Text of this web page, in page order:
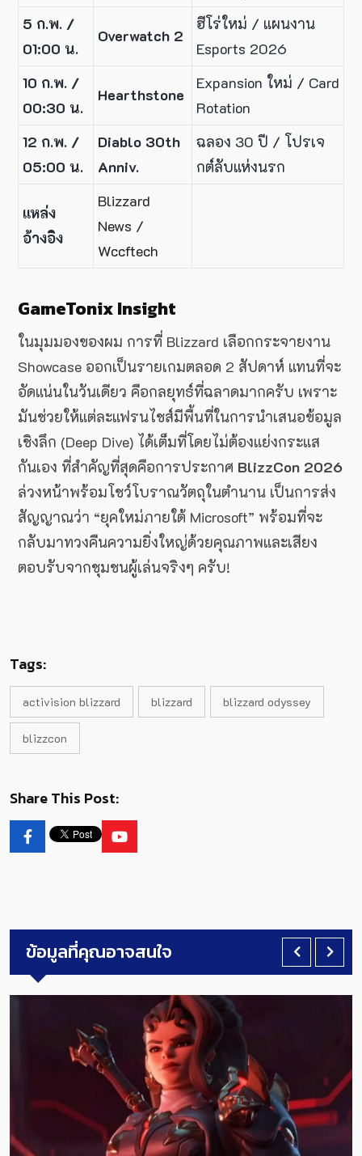
5 ก.พ. /
01:00 น.
Overwatch 2
ฮีโร่ใหม่ / แผนงาน
Esports 2026
10 ก.พ. /
00:30 น.
Hearthstone
Expansion ใหม่ / Card
Rotation
12 ก.พ. /
05:00 น.
Diablo 30th
Anniv.
ฉลอง 30 ปี / โปรเจ
กต์ลับแห่งนรก
แหล่ง
อ้างอิง
Blizzard
News /
Wccftech
GameTonix Insight
ในมุมมองของผม การที่ Blizzard เลือกกระจายงาน
Showcase ออกเป็นรายเกมตลอด 2 สัปดาห์ แทนที่จะ
อัดแน่นในวันเดียว คือกลยุทธ์ที่ฉลาดมากครับ เพราะ
มันช่วยให้แต่ละแฟรนไชส์มีพื้นที่ในการนำเสนอข้อมูล
เชิงลึก (Deep Dive) ได้เต็มที่โดยไม่ต้องแย่งกระแส
กันเอง ที่สำคัญที่สุดคือการประกาศ BlizzCon 2026
ล่วงหน้าพร้อมโชว์โบราณวัตถุในตำนาน เป็นการส่ง
สัญญาณว่า “ยุคใหม่ภายใต้ Microsoft” พร้อมที่จะ
กลับมาทวงคืนความยิ่งใหญ่ด้วยคุณภาพและเสียง
ตอบรับจากชุมชนผู้เล่นจริงๆ ครับ!
Tags:
activision blizzard blizzard blizzard odyssey
blizzcon
Share This Post:
ข้อมูลที่คุณอาจสนใจ